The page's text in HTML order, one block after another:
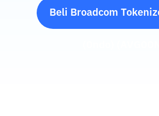
Beli Broadcom